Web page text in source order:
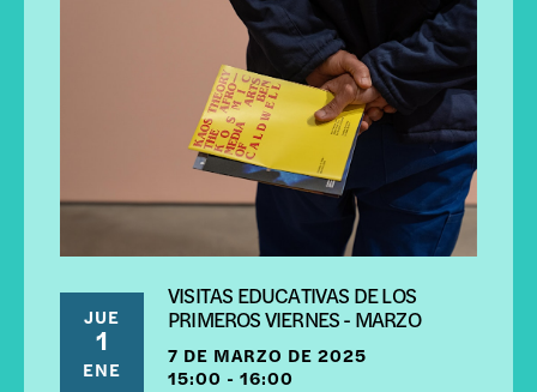
JUE
1
ENE
VISITAS EDUCATIVAS DE LOS
PRIMEROS VIERNES - MARZO
7 DE MARZO DE 2025
15:00 - 16:00